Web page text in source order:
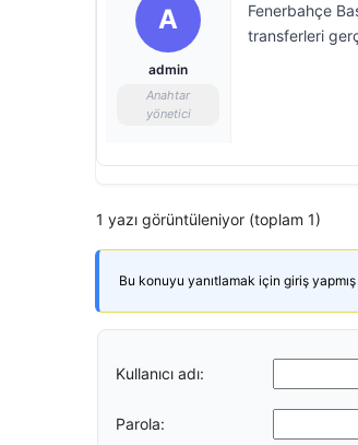
A
admin
Anahtar
yönetici
Fenerbahçe
transferleri
1 yazı görüntüleniyor (toplam 1)
Bu konuyu yanıtlamak için giriş yapmış
Kullanıcı adı:
Parola: